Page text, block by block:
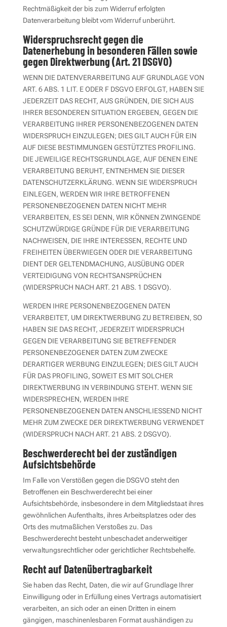
Rechtmäßigkeit der bis zum Widerruf erfolgten
Datenverarbeitung bleibt vom Widerruf unberührt.
Widerspruchsrecht gegen die
Datenerhebung in besonderen Fällen sowie
gegen Direktwerbung (Art. 21 DSGVO)
WENN DIE DATENVERARBEITUNG AUF GRUNDLAGE VON
ART. 6 ABS. 1 LIT. E ODER F DSGVO ERFOLGT, HABEN SIE
JEDERZEIT DAS RECHT, AUS GRÜNDEN, DIE SICH AUS
IHRER BESONDEREN SITUATION ERGEBEN, GEGEN DIE
VERARBEITUNG IHRER PERSONENBEZOGENEN DATEN
WIDERSPRUCH EINZULEGEN; DIES GILT AUCH FÜR EIN
AUF DIESE BESTIMMUNGEN GESTÜTZTES PROFILING.
DIE JEWEILIGE RECHTSGRUNDLAGE, AUF DENEN EINE
VERARBEITUNG BERUHT, ENTNEHMEN SIE DIESER
DATENSCHUTZERKLÄRUNG. WENN SIE WIDERSPRUCH
EINLEGEN, WERDEN WIR IHRE BETROFFENEN
PERSONENBEZOGENEN DATEN NICHT MEHR
VERARBEITEN, ES SEI DENN, WIR KÖNNEN ZWINGENDE
SCHUTZWÜRDIGE GRÜNDE FÜR DIE VERARBEITUNG
NACHWEISEN, DIE IHRE INTERESSEN, RECHTE UND
FREIHEITEN ÜBERWIEGEN ODER DIE VERARBEITUNG
DIENT DER GELTENDMACHUNG, AUSÜBUNG ODER
VERTEIDIGUNG VON RECHTSANSPRÜCHEN
(WIDERSPRUCH NACH ART. 21 ABS. 1 DSGVO).
WERDEN IHRE PERSONENBEZOGENEN DATEN
VERARBEITET, UM DIREKTWERBUNG ZU BETREIBEN, SO
HABEN SIE DAS RECHT, JEDERZEIT WIDERSPRUCH
GEGEN DIE VERARBEITUNG SIE BETREFFENDER
PERSONENBEZOGENER DATEN ZUM ZWECKE
DERARTIGER WERBUNG EINZULEGEN; DIES GILT AUCH
FÜR DAS PROFILING, SOWEIT ES MIT SOLCHER
DIREKTWERBUNG IN VERBINDUNG STEHT. WENN SIE
WIDERSPRECHEN, WERDEN IHRE
PERSONENBEZOGENEN DATEN ANSCHLIESSEND NICHT
MEHR ZUM ZWECKE DER DIREKTWERBUNG VERWENDET
(WIDERSPRUCH NACH ART. 21 ABS. 2 DSGVO).
Beschwerde­recht bei der zuständigen
Aufsichts­behörde
Im Falle von Verstößen gegen die DSGVO steht den
Betroffenen ein Beschwerderecht bei einer
Aufsichtsbehörde, insbesondere in dem Mitgliedstaat ihres
gewöhnlichen Aufenthalts, ihres Arbeitsplatzes oder des
Orts des mutmaßlichen Verstoßes zu. Das
Beschwerderecht besteht unbeschadet anderweitiger
verwaltungsrechtlicher oder gerichtlicher Rechtsbehelfe.
Recht auf Daten­übertrag­barkeit
Sie haben das Recht, Daten, die wir auf Grundlage Ihrer
Einwilligung oder in Erfüllung eines Vertrags automatisiert
verarbeiten, an sich oder an einen Dritten in einem
gängigen, maschinenlesbaren Format aushändigen zu